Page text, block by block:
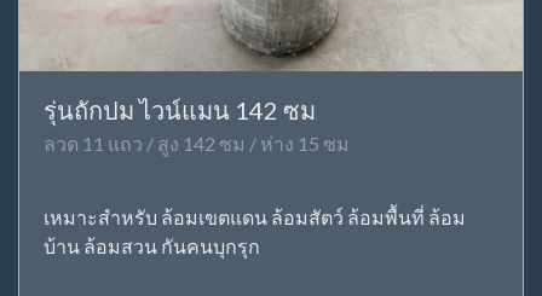
รุ่นถักปม ไวน์แมน 142 ซม
ลวด 11 แถว / สูง 142 ซม / ห่าง 15 ซม
เหมาะสำหรับ ล้อมเขตแดน ล้อมสัตว์ ล้อมพื้นที่ ล้อม
บ้าน ล้อมสวน กันคนบุกรุก